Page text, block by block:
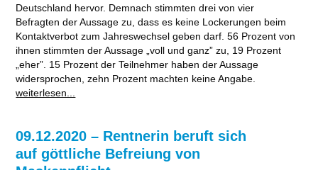
Deutschland hervor. Demnach stimmten drei von vier
Befragten der Aussage zu, dass es keine Lockerungen beim
Kontaktverbot zum Jahreswechsel geben darf. 56 Prozent von
ihnen stimmten der Aussage „voll und ganz” zu, 19 Prozent
„eher”. 15 Prozent der Teilnehmer haben der Aussage
widersprochen, zehn Prozent machten keine Angabe.
weiterlesen...
09.12.2020 – Rentnerin beruft sich
auf göttliche Befreiung von